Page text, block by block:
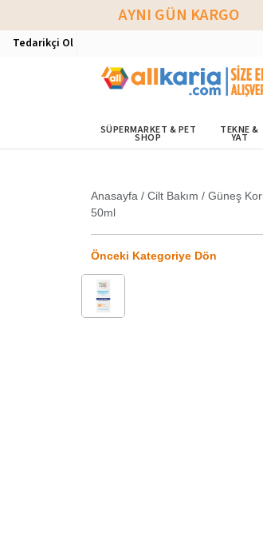
AYNI GÜN KARGO
Tedarikçi Ol
SÜPERMARKET & PET
SHOP
TEKNE &
YAT
Anasayfa / Cilt Bakım / Güneş
50ml
Önceki Kategoriye Dön